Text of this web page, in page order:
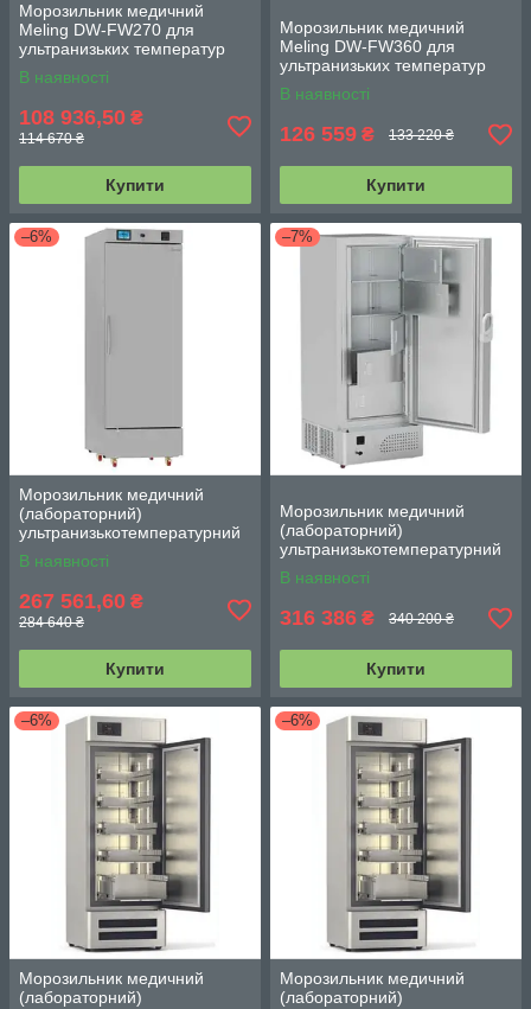
Морозильник медичний
Meling DW-FW270 для
ультранизьких температур
270 л з моніторингом
температур -10...-40°С
В наявності
108 936,50 ₴
114 670 ₴
Купити
Морозильник медичний
Meling DW-FW360 для
ультранизьких температур
360 л з моніторингом
температур -10...-40°С
В наявності
126 559 ₴ 133 220 ₴
Купити
–6%
Морозильник медичний
(лабораторний)
ультранизькотемпературний
Coolermed M400PLZ (MD) на
286 л. (-25...-42°C)
В наявності
267 561,60 ₴
284 640 ₴
Купити
–7%
Морозильник медичний
(лабораторний)
ультранизькотемпературний
Coolermed M660PLZ (MD) на
606 л. (-25...-42°C)
В наявності
316 386 ₴ 340 200 ₴
Купити
–6%
Морозильник медичний
(лабораторний)
–6%
Морозильник медичний
(лабораторний)